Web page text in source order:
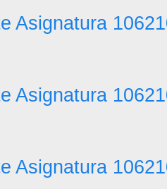
Asignatura
Asignatura
Asignatura